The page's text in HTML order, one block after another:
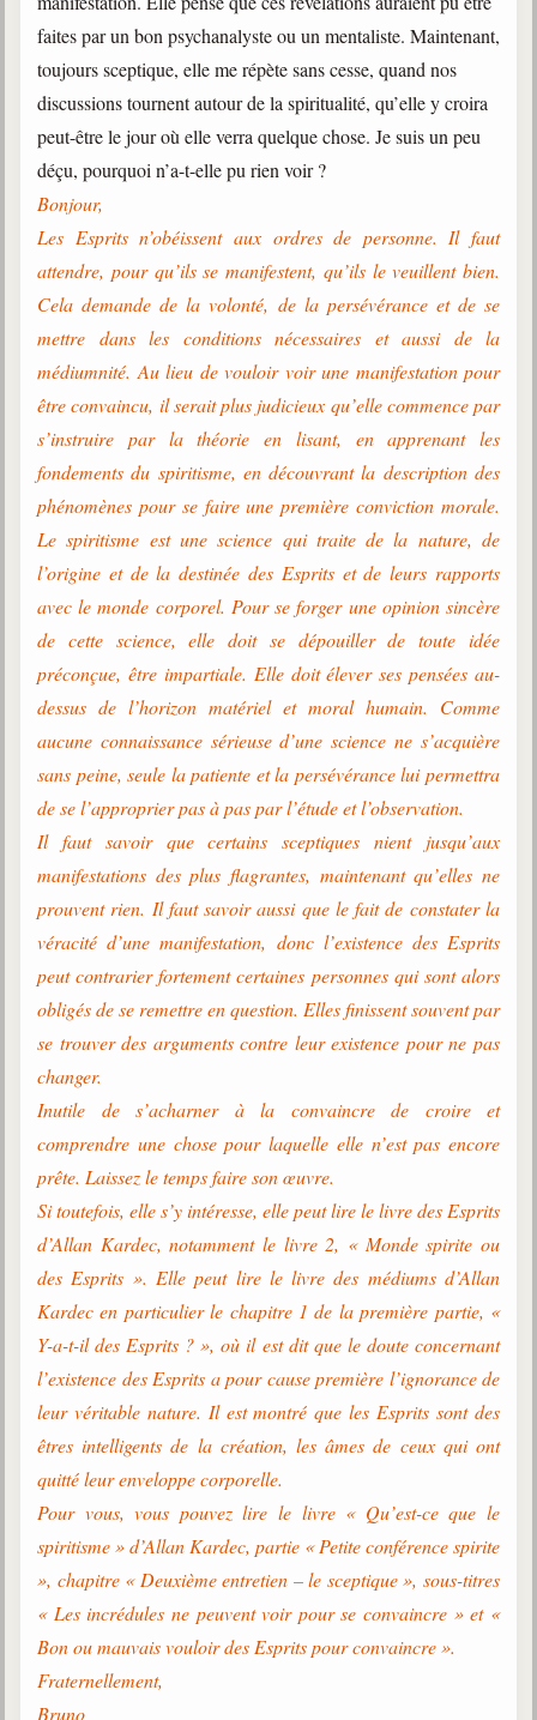
faites par un bon psychanalyste ou un mentaliste. Maintenant,
toujours sceptique, elle me répète sans cesse, quand nos
discussions tournent autour de la spiritualité, qu’elle y croira
peut-être le jour où elle verra quelque chose. Je suis un peu
déçu, pourquoi n’a-t-elle pu rien voir ?
Bonjour,
Les Esprits n’obéissent aux ordres de personne. Il faut
attendre, pour qu’ils se manifestent, qu’ils le veuillent bien.
Cela demande de la volonté, de la persévérance et de se
mettre dans les conditions nécessaires et aussi de la
médiumnité. Au lieu de vouloir voir une manifestation pour
être convaincu, il serait plus judicieux qu’elle commence par
s’instruire par la théorie en lisant, en apprenant les
fondements du spiritisme, en découvrant la description des
phénomènes pour se faire une première conviction morale.
Le spiritisme est une science qui traite de la nature, de
l’origine et de la destinée des Esprits et de leurs rapports
avec le monde corporel. Pour se forger une opinion sincère
de cette science, elle doit se dépouiller de toute idée
préconçue, être impartiale. Elle doit élever ses pensées au-
dessus de l’horizon matériel et moral humain. Comme
aucune connaissance sérieuse d’une science ne s’acquière
sans peine, seule la patiente et la persévérance lui permettra
de se l’approprier pas à pas par l’étude et l’observation.
Il faut savoir que certains sceptiques nient jusqu’aux
manifestations des plus flagrantes, maintenant qu’elles ne
prouvent rien. Il faut savoir aussi que le fait de constater la
véracité d’une manifestation, donc l’existence des Esprits
peut contrarier fortement certaines personnes qui sont alors
obligés de se remettre en question. Elles finissent souvent par
se trouver des arguments contre leur existence pour ne pas
changer.
Inutile de s’acharner à la convaincre de croire et
comprendre une chose pour laquelle elle n’est pas encore
prête. Laissez le temps faire son œuvre.
Si toutefois, elle s’y intéresse, elle peut lire le livre des Esprits
d’Allan Kardec, notamment le livre 2, « Monde spirite ou
des Esprits ». Elle peut lire le livre des médiums d’Allan
Kardec en particulier le chapitre 1 de la première partie, «
Y-a-t-il des Esprits ? », où il est dit que le doute concernant
l’existence des Esprits a pour cause première l’ignorance de
leur véritable nature. Il est montré que les Esprits sont des
êtres intelligents de la création, les âmes de ceux qui ont
quitté leur enveloppe corporelle.
Pour vous, vous pouvez lire le livre « Qu’est-ce que le
spiritisme » d’Allan Kardec, partie « Petite conférence spirite
», chapitre « Deuxième entretien – le sceptique », sous-titres
« Les incrédules ne peuvent voir pour se convaincre » et «
Bon ou mauvais vouloir des Esprits pour convaincre ».
Fraternellement,
Bruno